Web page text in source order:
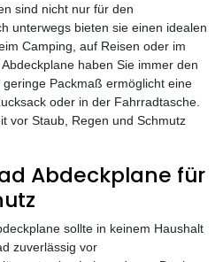
sind nicht nur für den
unterwegs bieten sie einen idealen
Camping, auf Reisen oder im
haben Sie immer den
Packmaß ermöglicht eine
oder in der Fahrradtasche.
vor Staub, Regen und Schmutz
Abdeckplane für
sollte in keinem Haushalt
zuverlässig vor